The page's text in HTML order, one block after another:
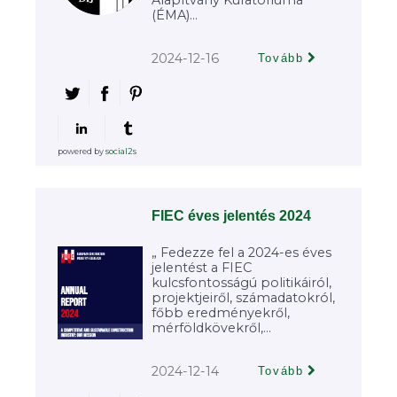
(ÉMA)...
2024-12-16 Tovább
powered bysocial2s
FIEC éves jelentés 2024
„ Fedezze fel a 2024-es éves
jelentést a FIEC
kulcsfontosságú politikáiról,
projektjeiről, számadatokról,
főbb eredményekről,
mérföldkövekről,...
2024-12-14 Tovább